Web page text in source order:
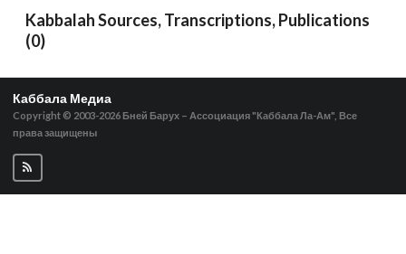
Kabbalah Sources, Transcriptions, Publications
(0)
Каббала Медиа
Copyright © 2003-2026 Бней Барух – Ассоциация "Каббала Ла-Ам", Все
права защищены